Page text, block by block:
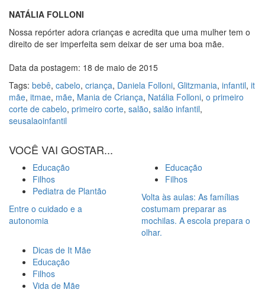
NATÁLIA FOLLONI
Nossa repórter adora crianças e acredita que uma mulher tem o
direito de ser imperfeita sem deixar de ser uma boa mãe.
Data da postagem: 18 de maio de 2015
Tags: bebê, cabelo, criança, Daniela Folloni, Glitzmania, infantil, it
mãe, itmae, mãe, Mania de Criança, Natália Folloni, o primeiro
corte de cabelo, primeiro corte, salão, salão infantil,
seusalaoinfantil
VOCÊ VAI GOSTAR...
Educação
Filhos
Pediatra de Plantão
Entre o cuidado e a
autonomia
Educação
Filhos
Volta às aulas: As famílias
costumam preparar as
mochilas. A escola prepara o
olhar.
Dicas de It Mãe
Educação
Filhos
Vida de Mãe